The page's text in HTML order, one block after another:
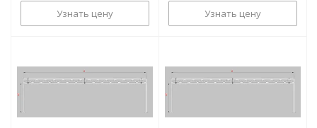
Узнать цену Узнать цену